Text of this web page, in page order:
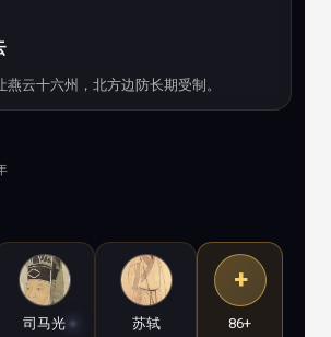
燕云十六州，北方边防长期受制。
司马光 苏轼
+
86+